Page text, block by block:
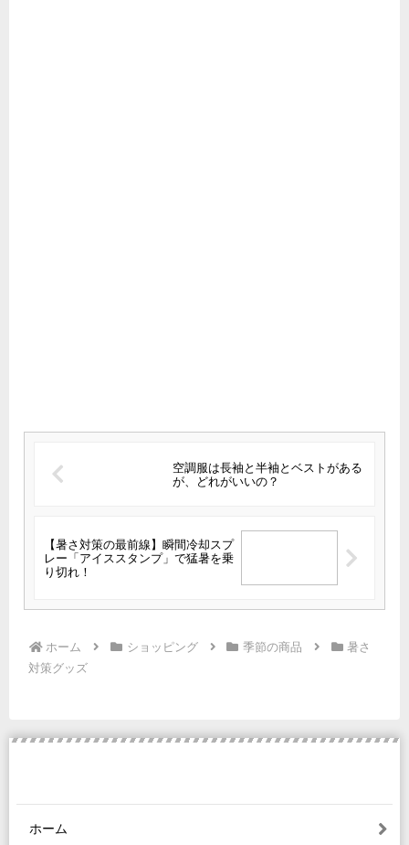
空調服は長袖と半袖とベストがある
が、どれがいいの？
【暑さ対策の最前線】瞬間冷却スプ
レー「アイススタンプ」で猛暑を乗
り切れ！
ホーム ショッピング 季節の商品
暑さ
対策グッズ
ホーム